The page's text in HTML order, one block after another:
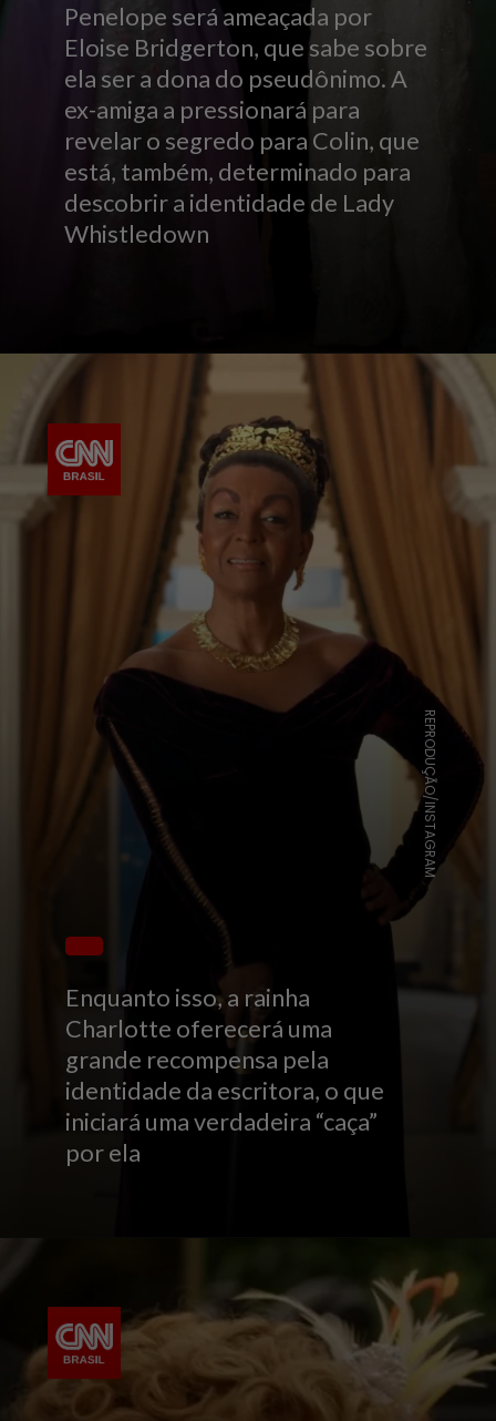
Penelope será ameaçada por
Eloise Bridgerton, que sabe sobre
ela ser a dona do pseudônimo. A
ex-amiga a pressionará para
revelar o segredo para Colin, que
está, também, determinado para
descobrir a identidade de Lady
Whistledown
Enquanto isso, a rainha
Charlotte oferecerá uma
grande recompensa pela
identidade da escritora, o que
iniciará uma verdadeira “caça”
por ela
REPRODUÇÃO/INSTAGRAM